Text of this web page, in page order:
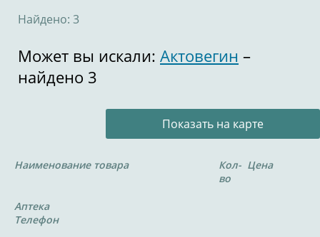
Найдено: 3
Может вы искали: Актовегин –
найдено 3
Показать на карте
Наименование товара
Кол-
во
Цена
Аптека
Телефон